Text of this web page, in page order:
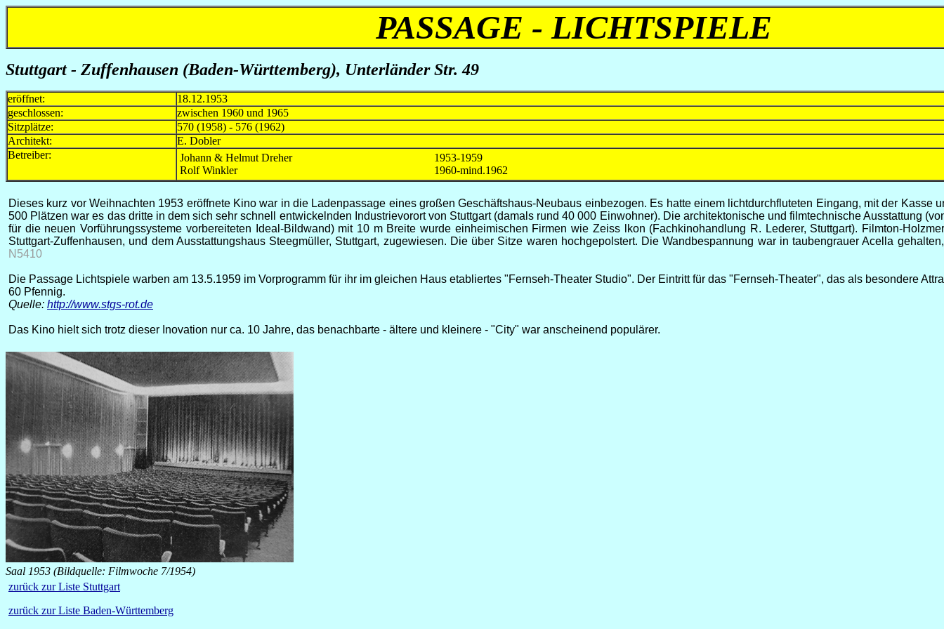
PASSAGE - LICHTSPIELE
Stuttgart - Zuffenhausen (Baden-Württemberg), Unterländer Str. 49
eröffnet:
18.12.1953
geschlossen:
zwischen 1960 und 1965
Sitzplätze:
570 (1958) - 576 (1962)
Architekt:
E. Dobler
Betreiber:
Johann & Helmut Dreher
Rolf Winkler
1953-1959
1960-mind.1962
Dieses kurz vor Weihnachten 1953 eröffnete Kino war in die Ladenpassage eines großen Geschäftshaus-Neubaus einbezogen. Es hatte einem lichtdurchfluteten Eingang, mit der Kasse
500 Plätzen war es das dritte in dem sich sehr schnell entwickelnden Industrievorort von Stuttgart (damals rund 40 000 Einwohner). Die architektonische und filmtechnische Ausstattung
für die neuen Vorführungssysteme vorbereiteten Ideal-Bildwand) mit 10 m Breite wurde einheimischen Firmen wie Zeiss lkon (Fachkinohandlung R. Lederer, Stuttgart). Filmton-
Stuttgart-Zuffenhausen, und dem Ausstattungshaus Steegmüller, Stuttgart, zugewiesen. Die über Sitze waren hochgepolstert. Die Wandbespannung war in taubengrauer Acella
N5410
Die Passage Lichtspiele warben am 13.5.1959 im Vorprogramm für ihr im gleichen Haus etabliertes "Fernseh-Theater Studio". Der Eintritt für das "Fernseh-Theater", das als besondere
60 Pfennig.
Quelle: http://www.stgs-rot.de
Das Kino hielt sich trotz dieser Inovation nur ca. 10 Jahre, das benachbarte - ältere und kleinere - "City" war anscheinend populärer.
Saal 1953 (Bildquelle: Filmwoche 7/1954)
zurück zur Liste Stuttgart
zurück zur Liste Baden-Württemberg